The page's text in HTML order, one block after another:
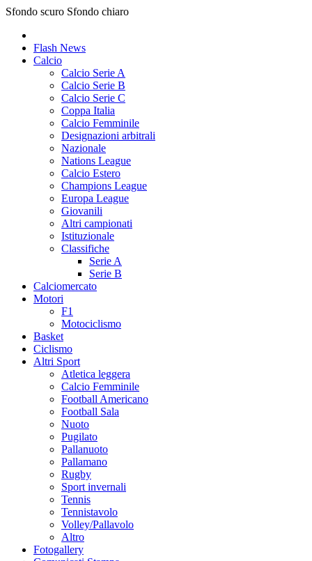
Sfondo scuro Sfondo chiaro
Flash News
Calcio
Calcio Serie A
Calcio Serie B
Calcio Serie C
Coppa Italia
Calcio Femminile
Designazioni arbitrali
Nazionale
Nations League
Calcio Estero
Champions League
Europa League
Giovanili
Altri campionati
Istituzionale
Classifiche
Serie A
Serie B
Calciomercato
Motori
F1
Motociclismo
Basket
Ciclismo
Altri Sport
Atletica leggera
Calcio Femminile
Football Americano
Football Sala
Nuoto
Pugilato
Pallanuoto
Pallamano
Rugby
Sport invernali
Tennis
Tennistavolo
Volley/Pallavolo
Altro
Fotogallery